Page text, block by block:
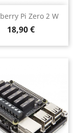
Pi Zero 2 W
Preço
18,90 €